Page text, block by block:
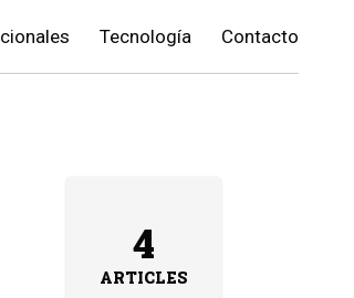
Tecnología Contacto
4
ARTICLES